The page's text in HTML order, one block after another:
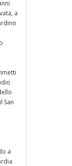
a
San
a